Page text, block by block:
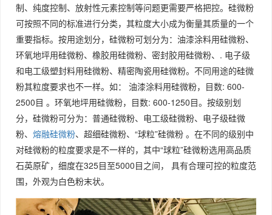
制、纯度控制、放射性元素控制等问题更需要严格把控。硅微粉
可按照不同的标准进行分类，其粒度大小成为衡量其质量的一个
重要指标。按用途划分，硅微粉可划分为：油漆涂料用硅微粉、
环氧地坪用硅微粉、橡胶用硅微粉、密封胶用硅微粉、. 电子级
和电工级塑封料用硅微粉、精密陶瓷用硅微粉。不同用途的硅微
粉其粒度要求也不一样。如： 油漆涂料用硅微粉，目数: 600-
2500目 。环氧地坪用硅微粉，目数: 600-1250目。按级别划
分，硅微粉可分为：普通硅微粉、电工级硅微粉、电子级硅微
粉、 熔融硅微粉、超细硅微粉、“球粒”硅微粉 。在不同的级别中
对硅微粉的粒度要求是不一样的，其中“球粒”硅微粉选用高品质
石英原矿，细度在325目至5000目之间， 具有合理可控的粒度范
围，外观为白色粉末状。